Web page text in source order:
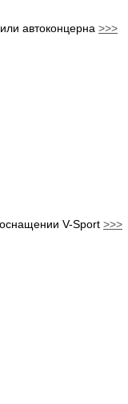
автоконцерна >>>
V-Sport >>>